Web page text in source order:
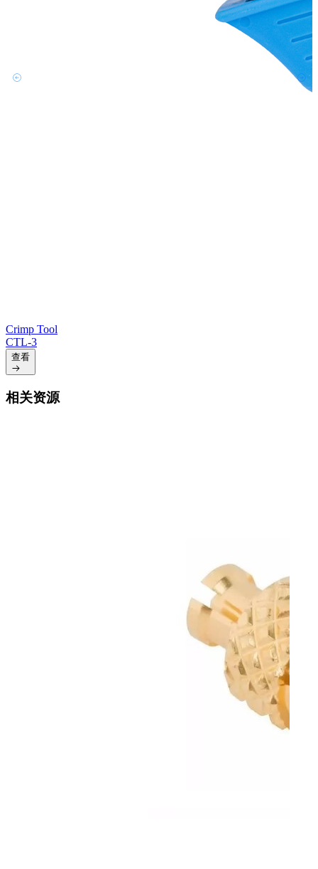
Crimp Tool
CTL-3
查看
相关资源